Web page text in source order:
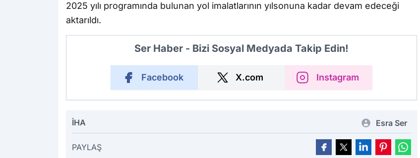
2025 yılı programında bulunan yol imalatlarının yılsonuna kadar devam edeceği
aktarıldı.
Ser Haber - Bizi Sosyal Medyada Takip Edin!
Facebook X.com Instagram
İHA Esra Ser
PAYLAŞ